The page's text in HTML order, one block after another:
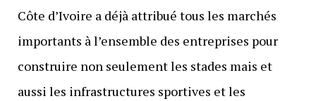
Côte d’Ivoire a déjà attribué tous les marchés
importants à l’ensemble des entreprises pour
construire non seulement les stades mais et
aussi les infrastructures sportives et les